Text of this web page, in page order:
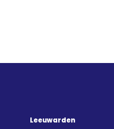
Leeuwarden